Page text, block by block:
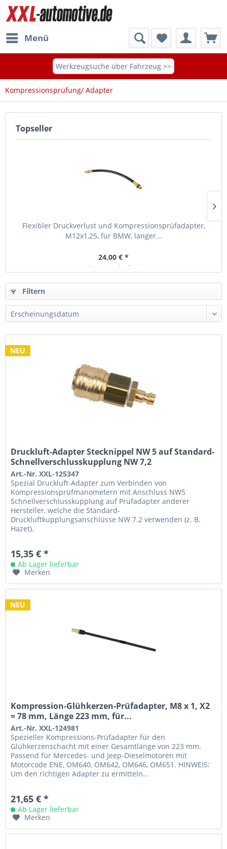
Menü
Werkzeugsuche über Fahrzeug >>
Kompressionsprüfung/ Adapter
Topseller
Flexibler Druckverlust und Kompressionsprüfadapter,
M12x1,25, für BMW, langer...
24,00 € *
Ab Lager lieferbar
Filtern
NEU
Druckluft-Adapter Stecknippel NW 5 auf Standard-
Schnellverschlusskupplung NW 7,2
Art.-Nr. XXL-125347
Spezial Druckluft-Adapter zum Verbinden von
Kompressionsprüfmanometern mit Anschluss NW5
Schnellverschlusskupplung auf Prüfadapter anderer
Hersteller, welche die Standard-
Druckluftkupplungsanschlüsse NW 7.2 verwenden (z. B.
Hazet).
15,35 € *
Ab Lager lieferbar
Merken
NEU
Kompression-Glühkerzen-Prüfadapter, M8 x 1, X2
= 78 mm, Länge 223 mm, für...
Art.-Nr. XXL-124981
Spezieller Kompressions-Prüfadapter für den
Glühkerzenschacht mit einer Gesamtlänge von 223 mm.
Passend für Mercedes- und Jeep-Dieselmotoren mit
Motorcode ENE, OM640, OM642, OM646, OM651. HINWEIS:
Um den richtigen Adapter zu ermitteln...
21,65 € *
Ab Lager lieferbar
Merken